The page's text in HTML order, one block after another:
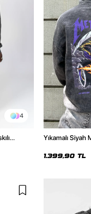
4
Yıkamalı Siyah
1.399,90 TL